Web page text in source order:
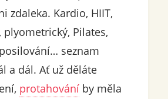
zdaleka. Kardio, HIIT,
plyometrický, Pilates,
seznam
a dál. Ať už děláte
protahováníby měla